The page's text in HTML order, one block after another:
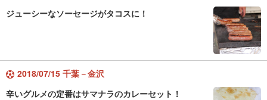
ジューシーなソーセージがタコスに！
2018/07/15 千葉－金沢
辛いグルメの定番はサマナラのカレーセット！